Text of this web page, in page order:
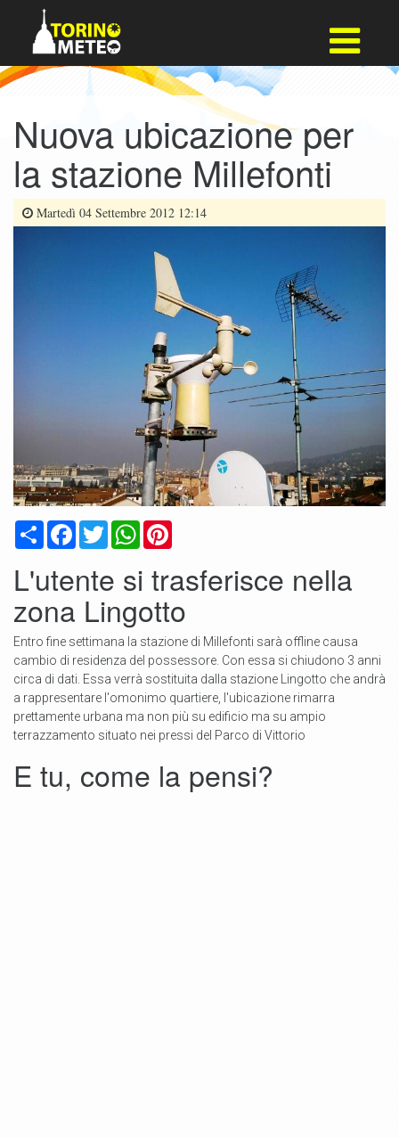
Nuova ubicazione per
la stazione Millefonti
Martedì 04 Settembre 2012 12:14
CondividiFacebook
TwitterWhatsApp
L'utente si trasferisce nella
zona Lingotto
Entro fine settimana la stazione di Millefonti sarà offline causa
cambio di residenza del possessore. Con essa si chiudono 3 anni
circa di dati. Essa verrà sostituita dalla stazione Lingotto che andrà
a rappresentare l'omonimo quartiere, l'ubicazione rimarra
prettamente urbana ma non più su edificio ma su ampio
terrazzamento situato nei pressi del Parco di Vittorio
E tu, come la pensi?